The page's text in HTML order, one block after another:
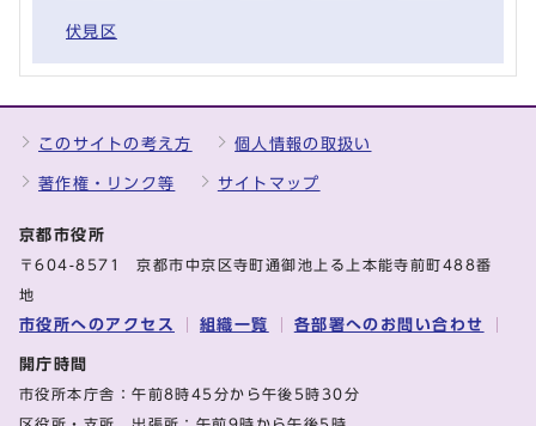
伏見区
このサイトの考え方 個人情報の取扱い
著作権・リンク等 サイトマップ
京都市役所
〒604-8571 京都市中京区寺町通御池上る上本能寺前町488番
地
市役所へのアクセス 組織一覧 各部署へのお問い合わせ
開庁時間
市役所本庁舎：午前8時45分から午後5時30分